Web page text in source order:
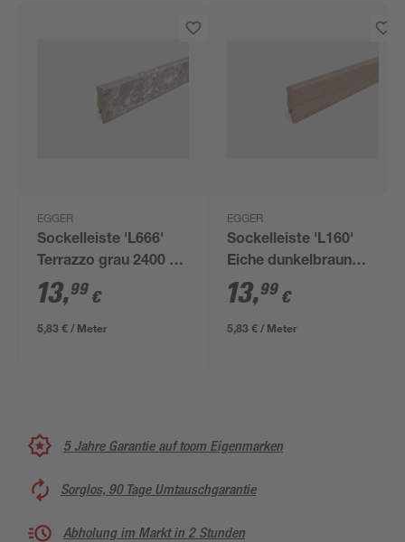
EGGER
Sockelleiste 'L666'
Terrazzo grau 2400 x
58 x 14 mm
13,99 €
5,83 € / Meter
EGGER
Sockelleiste 'L160'
Eiche dunkelbraun
2400 x 58 x 14 mm
13,99 €
5,83 € / Meter
5 Jahre Garantie auf toom Eigenmarken
Sorglos, 90 Tage Umtauschgarantie
Abholung im Markt in 2 Stunden